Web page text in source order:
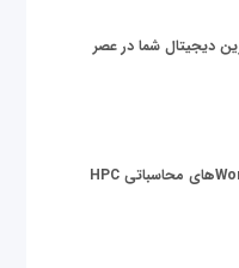
دیجیتال شما در عصر